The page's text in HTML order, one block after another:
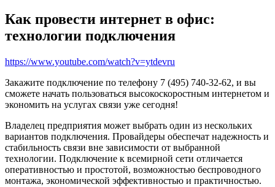
Как провести интернет в офис:
технологии подключения
https://www.youtube.com/watch?v=ytdevru
Закажите подключение по телефону 7 (495) 740-32-62, и вы
сможете начать пользоваться высокоскоростным интернетом и
экономить на услугах связи уже сегодня!
Владелец предприятия может выбрать один из нескольких
вариантов подключения. Провайдеры обеспечат надежность и
стабильность связи вне зависимости от выбранной
технологии. Подключение к всемирной сети отличается
оперативностью и простотой, возможностью беспроводного
монтажа, экономической эффективностью и практичностью.